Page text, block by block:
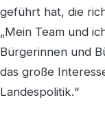
geführt hat, die
„Mein Team und
Bürgerinnen und
das große
Landespolitik.“